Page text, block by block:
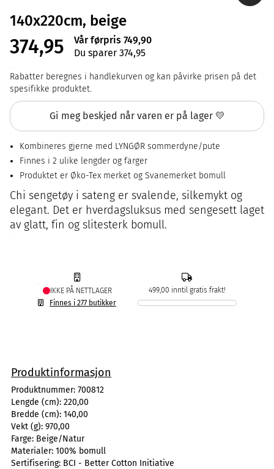
140x220cm, beige
374,95
Vår førpris 749,90
Du sparer 374,95
Rabatter beregnes i handlekurven og kan påvirke prisen på det
spesifikke produktet.
Gi meg beskjed når varen er på lager 💛
Kombineres gjerne med LYNGØR sommerdyne/pute
Finnes i 2 ulike lengder og farger
Produktet er Øko-Tex merket og Svanemerket bomull
Chi sengetøy i sateng er svalende, silkemykt og
elegant. Det er hverdagsluksus med sengesett laget
av glatt, fin og slitesterk bomull.
IKKE PÅ NETTLAGER
Finnes i 277 butikker
499,00 inntil gratis frakt!
Produktinformasjon
Produktnummer: 700812
Lengde (cm): 220,00
Bredde (cm): 140,00
Vekt (g): 970,00
Farge: Beige/Natur
Materialer: 100% bomull
Sertifisering: BCI - Better Cotton Initiative